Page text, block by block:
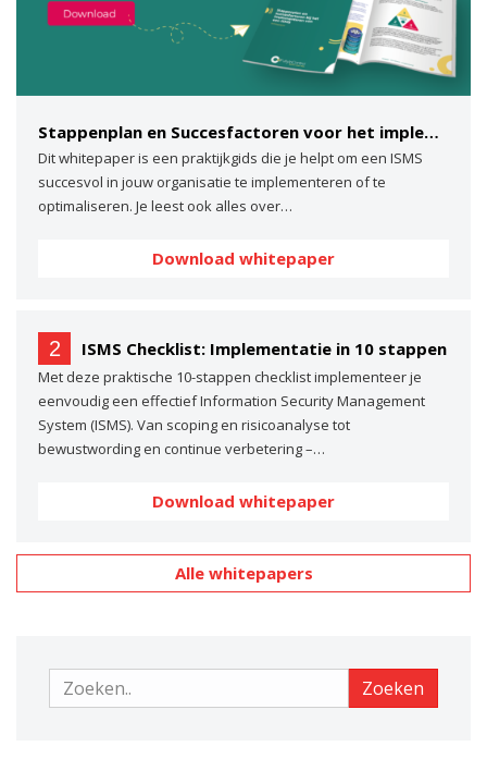
Stappenplan en Succesfactoren voor het implementeren van een ISMS
Dit whitepaper is een praktijkgids die je helpt om een ISMS
succesvol in jouw organisatie te implementeren of te
optimaliseren. Je leest ook alles over…
Download whitepaper
2 ISMS Checklist: Implementatie in 10 stappen
Met deze praktische 10-stappen checklist implementeer je
eenvoudig een effectief Information Security Management
System (ISMS). Van scoping en risicoanalyse tot
bewustwording en continue verbetering –…
Download whitepaper
Alle whitepapers
Zoeken Zoeken